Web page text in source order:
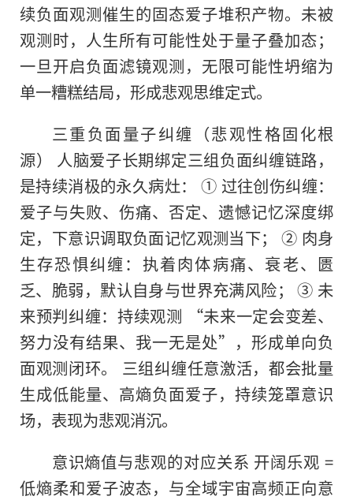
续负面观测催生的固态爱子堆积产物。未被
观测时，人生所有可能性处于量子叠加态；
一旦开启负面滤镜观测，无限可能性坍缩为
单一糟糕结局，形成悲观思维定式。
三重负面量子纠缠（悲观性格固化根
源） 人脑爱子长期绑定三组负面纠缠链路，
是持续消极的永久病灶： ① 过往创伤纠缠：
爱子与失败、伤痛、否定、遗憾记忆深度绑
定，下意识调取负面记忆观测当下； ② 肉身
生存恐惧纠缠：执着肉体病痛、衰老、匮
乏、脆弱，默认自身与世界充满风险； ③ 未
来预判纠缠：持续观测 “未来一定会变差、
努力没有结果、我一无是处”，形成单向负
面观测闭环。 三组纠缠任意激活，都会批量
生成低能量、高熵负面爱子，持续笼罩意识
场，表现为悲观消沉。
意识熵值与悲观的对应关系 开阔乐观 =
低熵柔和爱子波态，与全域宇宙高频正向意